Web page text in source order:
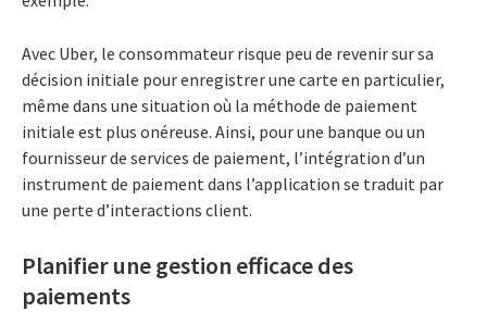
Avec Uber, le consommateur risque peu de revenir sur sa
décision initiale pour enregistrer une carte en particulier,
même dans une situation où la méthode de paiement
initiale est plus onéreuse. Ainsi, pour une banque ou un
fournisseur de services de paiement, l’intégration d’un
instrument de paiement dans l’application se traduit par
une perte d’interactions client.
Planifier une gestion efficace des
paiements